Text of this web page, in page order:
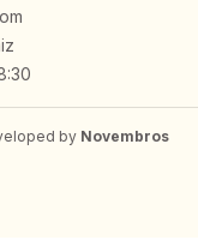
by Novembros